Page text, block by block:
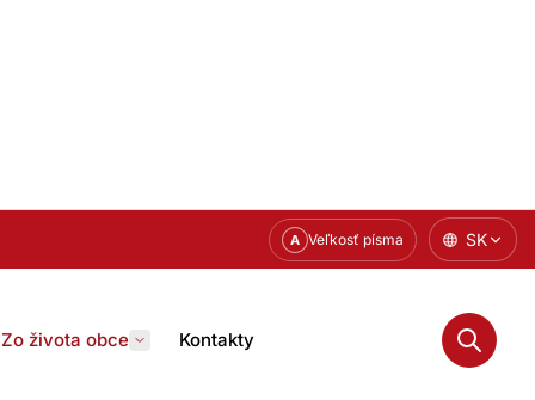
A Veľkosť písma SK
Zo života obce Kontakty